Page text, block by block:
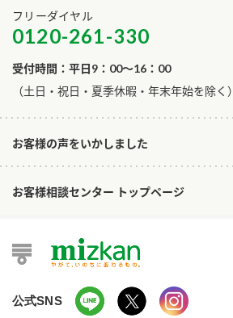
フリーダイヤル
0120-261-330
受付時間：平日9：00～16：00
​（土日・祝日・夏季休暇・年末年始を除く）
お客様の声をいかしました
お客様相談センター トップページ
公式SNS